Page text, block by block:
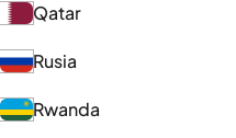
Qatar
Rusia
Rwanda